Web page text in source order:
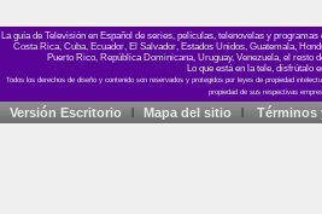
La guía de Televisión en Español de series, películas, telenovelas y
Costa Rica, Cuba, Ecuador, El Salvador, Estados Unidos, Guatemala,
Puerto Rico, República Dominicana, Uruguay, Venezuela, el resto
Lo que está en la tele, disfrútalo
Versión Escritorio Mapa del sitio Términos